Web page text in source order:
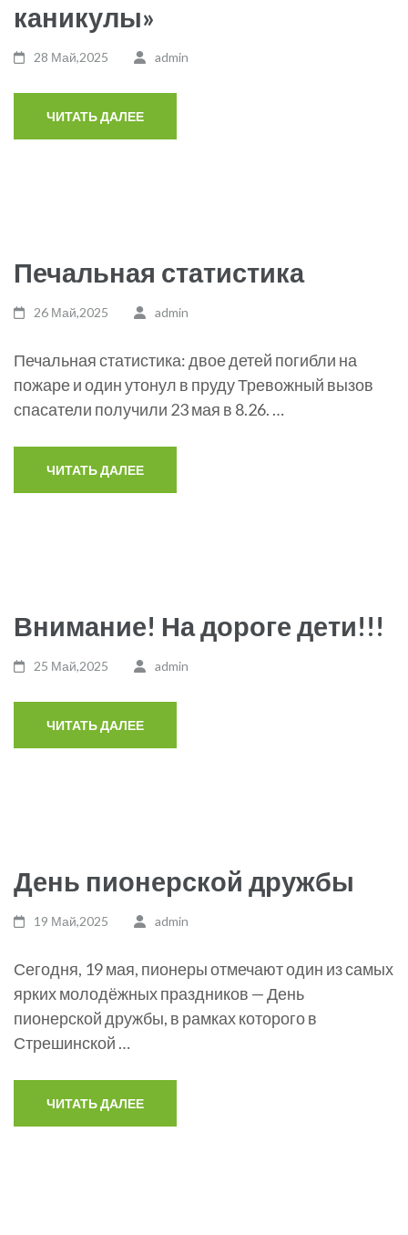
каникулы»
28 Май,2025 admin
ЧИТАТЬ ДАЛЕЕ
Печальная статистика
26 Май,2025 admin
Печальная статистика: двое детей погибли на
пожаре и один утонул в пруду Тревожный вызов
спасатели получили 23 мая в 8.26. …
ЧИТАТЬ ДАЛЕЕ
Внимание! На дороге дети!!!
25 Май,2025 admin
ЧИТАТЬ ДАЛЕЕ
День пионерской дружбы
19 Май,2025 admin
Сегодня, 19 мая, пионеры отмечают один из самых
ярких молодёжных праздников — День
пионерской дружбы, в рамках которого в
Стрешинской …
ЧИТАТЬ ДАЛЕЕ